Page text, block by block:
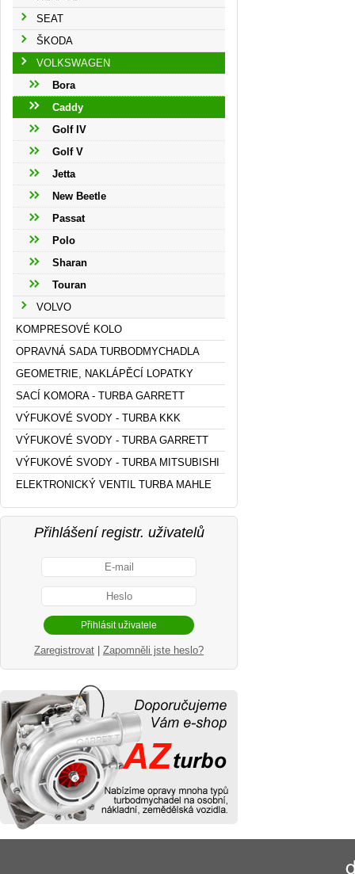
SEAT
ŠKODA
VOLKSWAGEN
Bora
Caddy
Golf IV
Golf V
Jetta
New Beetle
Passat
Polo
Sharan
Touran
VOLVO
KOMPRESOVÉ KOLO
OPRAVNÁ SADA TURBODMYCHADLA
GEOMETRIE, NAKLÁPĚCÍ LOPATKY
SACÍ KOMORA - TURBA GARRETT
VÝFUKOVÉ SVODY - TURBA KKK
VÝFUKOVÉ SVODY - TURBA GARRETT
VÝFUKOVÉ SVODY - TURBA MITSUBISHI
ELEKTRONICKÝ VENTIL TURBA MAHLE
Přihlášení registr. uživatelů
Zaregistrovat Zapomněli jste heslo?